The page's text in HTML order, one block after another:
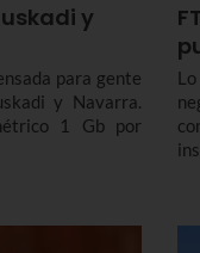
y
para gente
y Navarra.
1 Gb por